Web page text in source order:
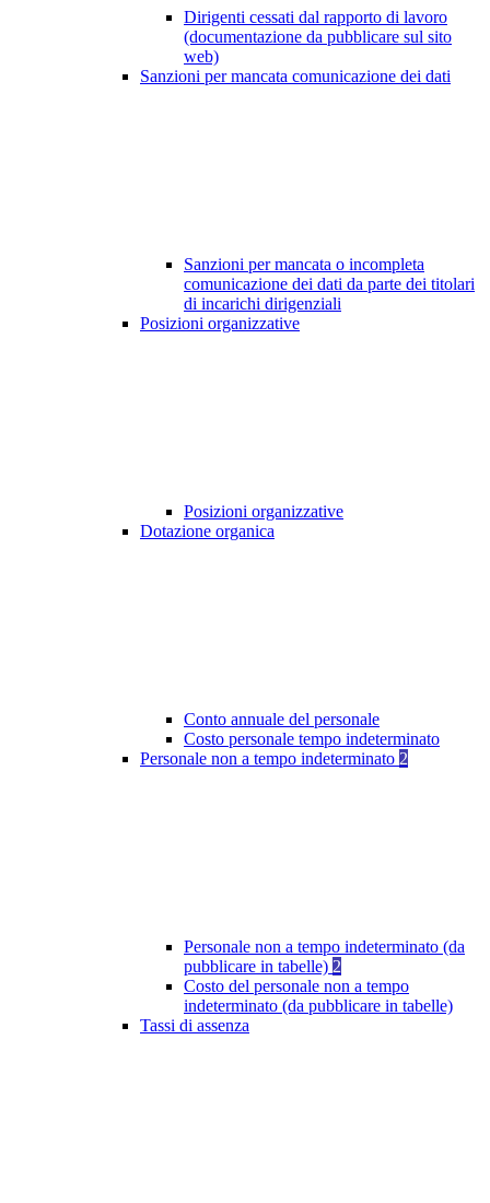
Dirigenti cessati dal rapporto di lavoro
(documentazione da pubblicare sul sito
web)
Sanzioni per mancata comunicazione dei dati
Sanzioni per mancata o incompleta
comunicazione dei dati da parte dei titolari
di incarichi dirigenziali
Posizioni organizzative
Posizioni organizzative
Dotazione organica
Conto annuale del personale
Costo personale tempo indeterminato
Personale non a tempo indeterminato 2
Personale non a tempo indeterminato (da
pubblicare in tabelle) 2
Costo del personale non a tempo
indeterminato (da pubblicare in tabelle)
Tassi di assenza